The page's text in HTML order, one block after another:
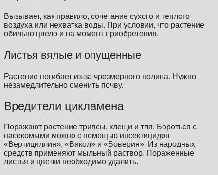
Вызывает, как правило, сочетание сухого и теплого
воздуха или нехватка воды. При условии, что растение
обильно цвело и на момент приобретения.
Листья вялые и опущенные
Растение погибает из-за чрезмерного полива. Нужно
незамедлительно сменить почву.
Вредители цикламена
Поражают растение трипсы, клещи и тля. Бороться с
насекомыми можно с помощью инсектицидов
«Вертициллин», «Бикол» и «Боверин». Из народных
средств применяют мыльный раствор. Пораженные
листья и цветки необходимо удалить.